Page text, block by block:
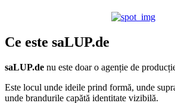
Ce este saLUP.de
saLUP.de nu este doar o agenție de
Este locul unde ideile prind formă, unde
unde brandurile capătă identitate vizibilă.